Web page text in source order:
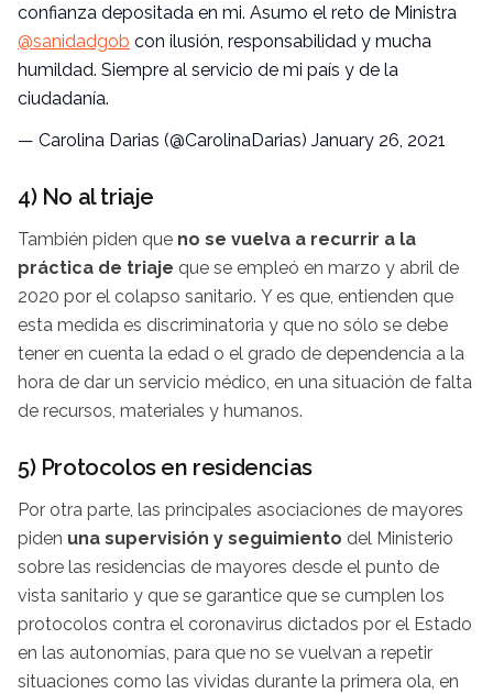
confianza depositada en mi. Asumo el reto de Ministra
@sanidadgob con ilusión, responsabilidad y mucha
humildad. Siempre al servicio de mi país y de la
ciudadanía.
— Carolina Darias (@CarolinaDarias) January 26, 2021
4) No al triaje
También piden que no se vuelva a recurrir a la
práctica de triaje que se empleó en marzo y abril de
2020 por el colapso sanitario. Y es que, entienden que
esta medida es discriminatoria y que no sólo se debe
tener en cuenta la edad o el grado de dependencia a la
hora de dar un servicio médico, en una situación de falta
de recursos, materiales y humanos.
5) Protocolos en residencias
Por otra parte, las principales asociaciones de mayores
piden una supervisión y seguimiento del Ministerio
sobre las residencias de mayores desde el punto de
vista sanitario y que se garantice que se cumplen los
protocolos contra el coronavirus dictados por el Estado
en las autonomías, para que no se vuelvan a repetir
situaciones como las vividas durante la primera ola, en